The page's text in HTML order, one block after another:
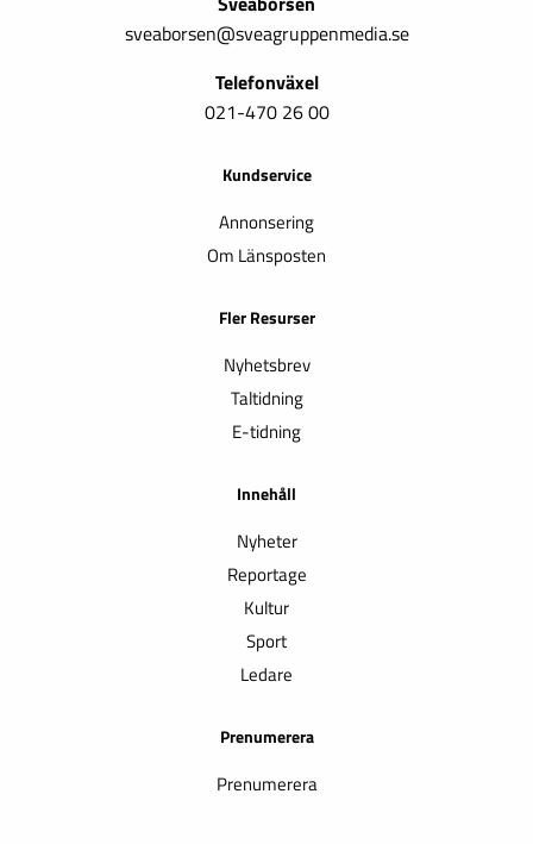
sveaborsen@sveagruppenmedia.se
Telefonväxel
021-470 26 00
Kundservice
Annonsering
Om Länsposten
Fler Resurser
Nyhetsbrev
Taltidning
E-tidning
Innehåll
Nyheter
Reportage
Kultur
Sport
Ledare
Prenumerera
Prenumerera